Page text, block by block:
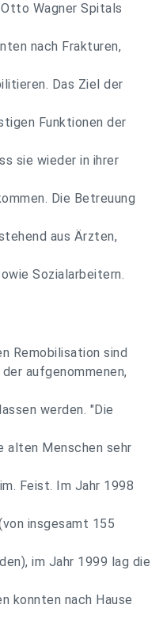
Wagner Spitals
nach Frakturen,
Das Ziel der
Funktionen der
sie wieder in ihrer
Die Betreuung
aus Ärzten,
Sozialarbeitern.
Remobilisation sind
aufgenommenen,
werden. "Die
alten Menschen sehr
Feist. Im Jahr 1998
insgesamt 155
im Jahr 1999 lag die
konnten nach Hause